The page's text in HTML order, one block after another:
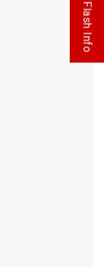
Flash Info